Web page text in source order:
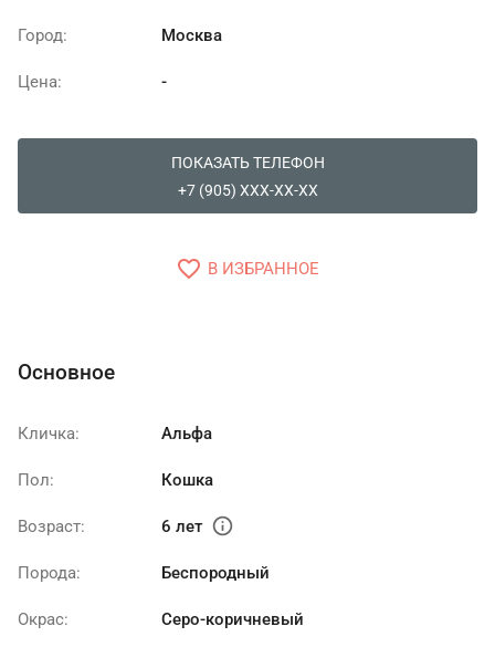
Город: Москва
Цена: -
ПОКАЗАТЬ ТЕЛЕФОН
+7 (905) XXX-XX-XX
favorite_border В ИЗБРАННОЕ
Основное
Кличка: Альфа
Пол: Кошка
Возраст: 6 лет info
Порода: Беспородный
Окрас: Серо-коричневый